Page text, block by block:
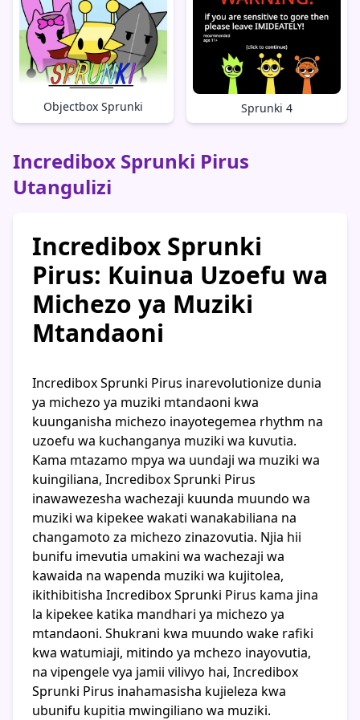
Objectbox Sprunki Sprunki 4
Incredibox Sprunki Pirus
Utangulizi
Incredibox Sprunki
Pirus: Kuinua Uzoefu wa
Michezo ya Muziki
Mtandaoni
Incredibox Sprunki Pirus inarevolutionize dunia
ya michezo ya muziki mtandaoni kwa
kuunganisha michezo inayotegemea rhythm na
uzoefu wa kuchanganya muziki wa kuvutia.
Kama mtazamo mpya wa uundaji wa muziki wa
kuingiliana, Incredibox Sprunki Pirus
inawawezesha wachezaji kuunda muundo wa
muziki wa kipekee wakati wanakabiliana na
changamoto za michezo zinazovutia. Njia hii
bunifu imevutia umakini wa wachezaji wa
kawaida na wapenda muziki wa kujitolea,
ikithibitisha Incredibox Sprunki Pirus kama jina
la kipekee katika mandhari ya michezo ya
mtandaoni. Shukrani kwa muundo wake rafiki
kwa watumiaji, mitindo ya mchezo inayovutia,
na vipengele vya jamii vilivyo hai, Incredibox
Sprunki Pirus inahamasisha kujieleza kwa
ubunifu kupitia mwingiliano wa muziki.